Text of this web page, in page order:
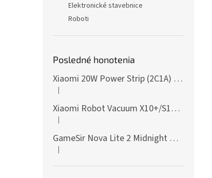
Elektronické stavebnice
Roboti
Posledné honotenia
Xiaomi 20W Power Strip (2C1A) EU
Hodnotenie produktu je 5 z 5 hviezdičiek.
|
Xiaomi Robot Vacuum X10+/S10+/X10/X20+ Side Brush
Hodnotenie produktu je 5 z 5 hviezdičiek.
|
GameSir Nova Lite 2 Midnight Gray
Hodnotenie produktu je 5 z 5 hviezdičiek.
|